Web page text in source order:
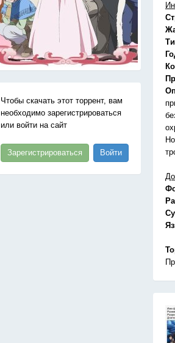
Чтобы скачать этот торрент, вам
необходимо зарегистрироваться
или войти на сайт
Зарегистрироваться Войти